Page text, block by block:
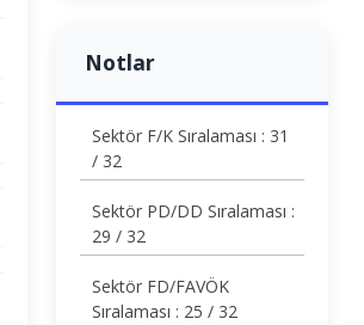
Notlar
Sektör F/K Sıralaması : 31
/ 32
Sektör PD/DD Sıralaması :
29 / 32
Sektör FD/FAVÖK
Sıralaması : 25 / 32